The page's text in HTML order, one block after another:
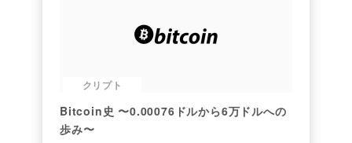
クリプト
Bitcoin史 〜0.00076ドルから6万ドルへの
歩み〜